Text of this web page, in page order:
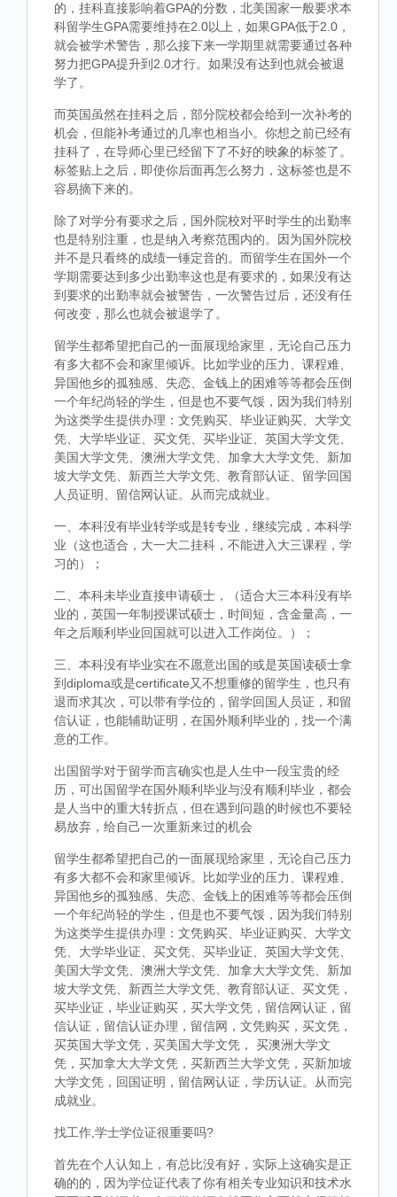
的，挂科直接影响着GPA的分数，北美国家一般要求本
科留学生GPA需要维持在2.0以上，如果GPA低于2.0，
就会被学术警告，那么接下来一学期里就需要通过各种
努力把GPA提升到2.0才行。如果没有达到也就会被退
学了。
而英国虽然在挂科之后，部分院校都会给到一次补考的
机会，但能补考通过的几率也相当小。你想之前已经有
挂科了，在导师心里已经留下了不好的映象的标签了。
标签贴上之后，即使你后面再怎么努力，这标签也是不
容易摘下来的。
除了对学分有要求之后，国外院校对平时学生的出勤率
也是特别注重，也是纳入考察范围内的。因为国外院校
并不是只看终的成绩一锤定音的。而留学生在国外一个
学期需要达到多少出勤率这也是有要求的，如果没有达
到要求的出勤率就会被警告，一次警告过后，还没有任
何改变，那么也就会被退学了。
留学生都希望把自己的一面展现给家里，无论自己压力
有多大都不会和家里倾诉。比如学业的压力、课程难、
异国他乡的孤独感、失恋、金钱上的困难等等都会压倒
一个年纪尚轻的学生，但是也不要气馁，因为我们特别
为这类学生提供办理：文凭购买、毕业证购买、大学文
凭、大学毕业证、买文凭、买毕业证、英国大学文凭、
美国大学文凭、澳洲大学文凭、加拿大大学文凭、新加
坡大学文凭、新西兰大学文凭、教育部认证、留学回国
人员证明、留信网认证。从而完成就业。
一、本科没有毕业转学或是转专业，继续完成，本科学
业（这也适合，大一大二挂科，不能进入大三课程，学
习的）；
二、本科未毕业直接申请硕士，（适合大三本科没有毕
业的，英国一年制授课试硕士，时间短，含金量高，一
年之后顺利毕业回国就可以进入工作岗位。）；
三、本科没有毕业实在不愿意出国的或是英国读硕士拿
到diploma或是certificate又不想重修的留学生，也只有
退而求其次，可以带有学位的，留学回国人员证，和留
信认证，也能辅助证明，在国外顺利毕业的，找一个满
意的工作。
出国留学对于留学而言确实也是人生中一段宝贵的经
历，可出国留学在国外顺利毕业与没有顺利毕业，都会
是人当中的重大转折点，但在遇到问题的时候也不要轻
易放弃，给自己一次重新来过的机会
留学生都希望把自己的一面展现给家里，无论自己压力
有多大都不会和家里倾诉。比如学业的压力、课程难、
异国他乡的孤独感、失恋、金钱上的困难等等都会压倒
一个年纪尚轻的学生，但是也不要气馁，因为我们特别
为这类学生提供办理：文凭购买、毕业证购买、大学文
凭、大学毕业证、买文凭、买毕业证、英国大学文凭、
美国大学文凭、澳洲大学文凭、加拿大大学文凭、新加
坡大学文凭、新西兰大学文凭、教育部认证、买文凭，
买毕业证，毕业证购买，买大学文凭，留信网认证，留
信认证，留信认证办理，留信网，文凭购买，买文凭，
买英国大学文凭，买美国大学文凭， 买澳洲大学文
凭，买加拿大大学文凭，买新西兰大学文凭，买新加坡
大学文凭，回国证明，留信网认证，学历认证。从而完
成就业。
找工作,学士学位证很重要吗?
首先在个人认知上，有总比没有好，实际上这确实是正
确的的，因为学位证代表了你有相关专业知识和技术水